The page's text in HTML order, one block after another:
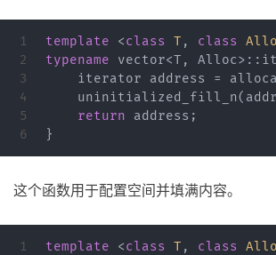
1
2
3
4
5
template <class T , class
typename
vector<T , Alloc>::
iterator
address =
uninitialized_fill_n(
return
address ;
}
这个函数用于配置空间并填满内容。
1
template <class T , class